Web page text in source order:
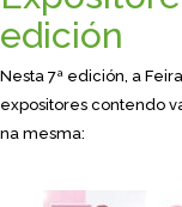
edición
Nesta 7ª edición, a
expositores contendo
na mesma: